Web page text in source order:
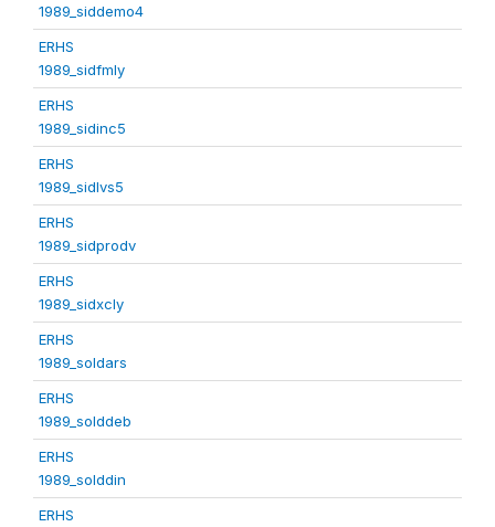
1989_siddemo4
ERHS
1989_sidfmly
ERHS
1989_sidinc5
ERHS
1989_sidlvs5
ERHS
1989_sidprodv
ERHS
1989_sidxcly
ERHS
1989_soldars
ERHS
1989_solddeb
ERHS
1989_solddin
ERHS